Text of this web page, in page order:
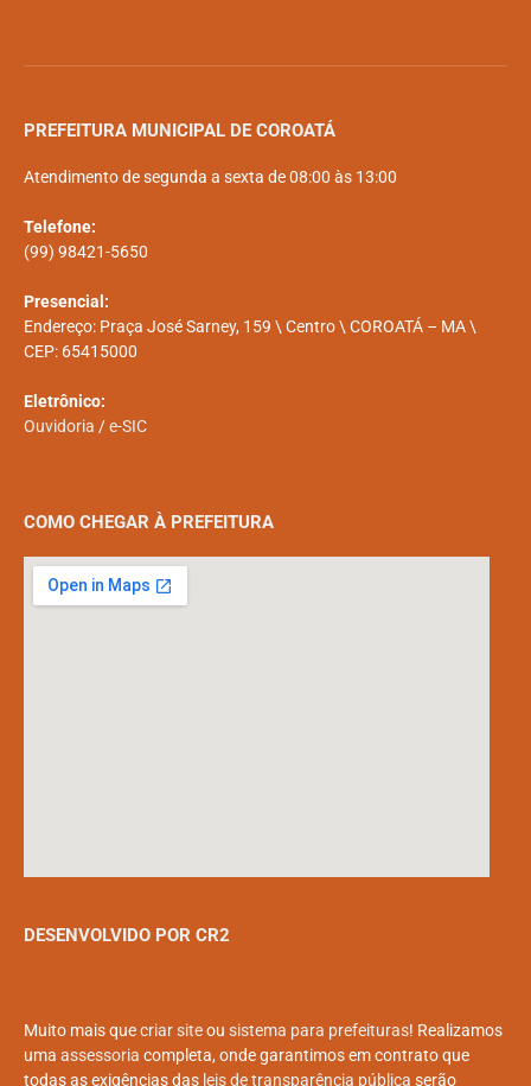
PREFEITURA MUNICIPAL DE COROATÁ
Atendimento de segunda a sexta de 08:00 às 13:00
Telefone:
(99) 98421-5650
Presencial:
Endereço: Praça José Sarney, 159 \ Centro \ COROATÁ – MA \
CEP: 65415000
Eletrônico:
Ouvidoria /e-SIC
COMO CHEGAR À PREFEITURA
DESENVOLVIDO POR CR2
Muito mais quecriar siteou sistema para prefeituras! Realizamos
uma assessoria completa, onde garantimos em contrato que
todas as exigências das leis de transparência pública serão